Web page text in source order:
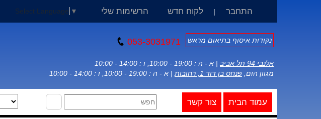
הרשימות שלי התחבר | לקוח חדש Select Language ▼
נקודות איסוף בתיאום מראש 053-3031971
אלנבי 94 תל אביב
| א - ה : 19:00 - 10:00, ו : 14:00 - 10:00
מגוון הום, פנחס בן דוד 1, רחובות | א - ה : 19:00 - 10:00, ו : 14:00 - 10:00
עמוד הבית צור קשר